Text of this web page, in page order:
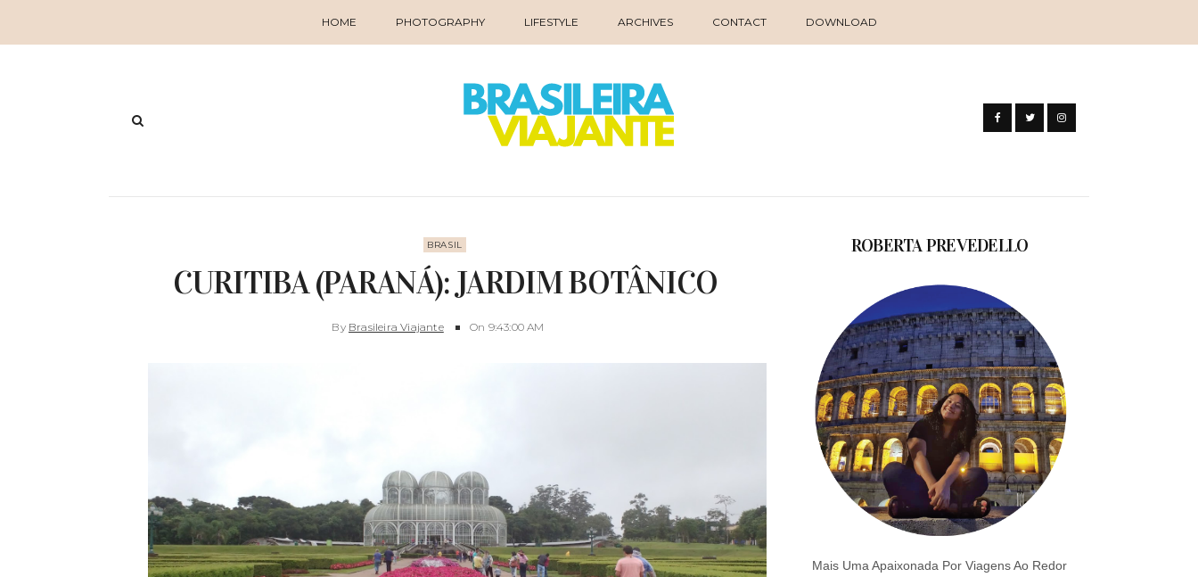
HOME PHOTOGRAPHY LIFESTYLE ARCHIVES CONTACT DOWNLOAD
BRASIL
CURITIBA (PARANÁ): JARDIM BOTÂNICO
By Brasileira Viajante On 9:43:00 AM
ROBERTA PREVEDELLO
Mais Uma Apaixonada Por Viagens Ao Redor